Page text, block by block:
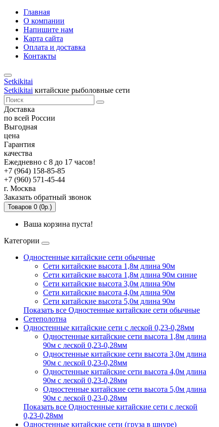
Главная
О компании
Напишите нам
Карта сайта
Оплата и доставка
Контакты
Setkikitai
Setkikitai китайские рыболовные сети
Доставка
по всей России
Выгодная
цена
Гарантия
качества
Ежедневно с 8 до 17 часов!
+7 (964) 158-85-85
+7 (960) 571-45-44
г. Москва
Заказать обратный звонок
Товаров 0 (0р.)
Ваша корзина пуста!
Категории
Одностенные китайские сети обычные
Сети китайские высота 1,8м длина 90м
Сети китайские высота 1,8м длина 90м синие
Сети китайские высота 3,0м длина 90м
Сети китайские высота 4,0м длина 90м
Сети китайские высота 5,0м длина 90м
Показать все Одностенные китайские сети обычные
Сетеполотна
Одностенные китайские сети с леской 0,23-0,28мм
Одностенные китайские сети высота 1,8м длина
90м с леской 0,23-0,28мм
Одностенные китайские сети высота 3,0м длина
90м с леской 0,23-0,28мм
Одностенные китайские сети высота 4,0м длина
90м с леской 0,23-0,28мм
Одностенные китайские сети высота 5,0м длина
90м с леской 0,23-0,28мм
Показать все Одностенные китайские сети с леской
0,23-0,28мм
Одностенные китайские сети (груза в шнуре)